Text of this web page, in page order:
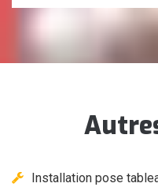
Installation pose